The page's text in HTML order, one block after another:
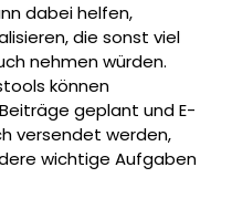
dabei helfen,
die sonst viel
nehmen würden.
können
geplant und E-
versendet werden,
wichtige Aufgaben